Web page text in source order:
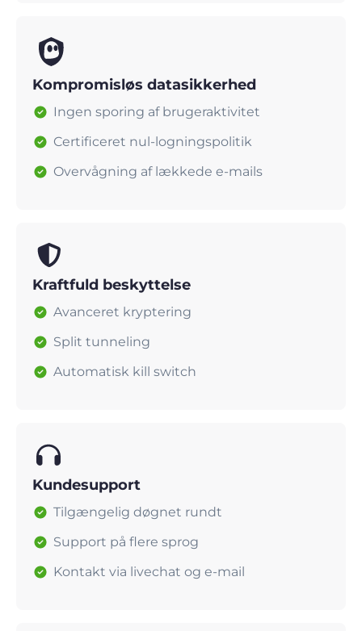
Kompromisløs datasikkerhed
Ingen sporing af brugeraktivitet
Certificeret nul-logningspolitik
Overvågning af lækkede e-mails
Kraftfuld beskyttelse
Avanceret kryptering
Split tunneling
Automatisk kill switch
Kundesupport
Tilgængelig døgnet rundt
Support på flere sprog
Kontakt via livechat og e-mail